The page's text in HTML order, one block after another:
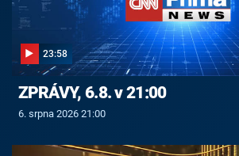
23:58
ZPRÁVY, 6.8. v 21:00
6. srpna 2026 21:00